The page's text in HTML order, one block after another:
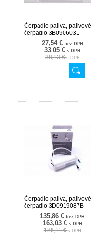
Čerpadlo paliva, palivové
čerpadlo 3B0906031
02SKV27327,54 € bez DPH
33,05 € s DPH
38,13 €s DPH
Čerpadlo paliva, palivové
čerpadlo 3D0919087B
02SKV791135,86 € bez DPH
163,03 € s DPH
188,11 €s DPH